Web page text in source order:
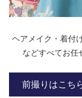
ヘアメイク・着付
などすべてお任
前撮りはこち